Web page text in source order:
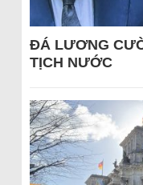
ĐÁ LƯƠNG
TỊCH NƯỚC